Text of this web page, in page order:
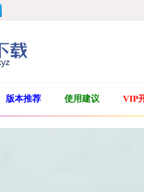
版本推荐 使用建议 VIP